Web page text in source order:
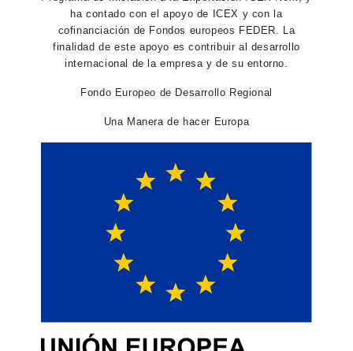
ha contado con el apoyo de ICEX y con la
cofinanciación de Fondos europeos FEDER. La
finalidad de este apoyo es contribuir al desarrollo
internacional de la empresa y de su entorno.
Fondo Europeo de Desarrollo Regional
Una Manera de hacer Europa